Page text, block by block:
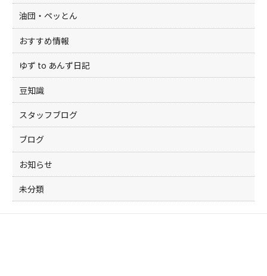
油団・ペッとん
おすすめ情報
ゆず to あんず日記
豆知識
スタッフブログ
ブログ
お知らせ
未分類